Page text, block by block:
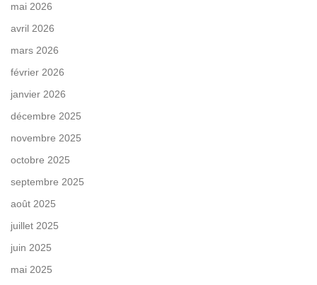
mai 2026
avril 2026
mars 2026
février 2026
janvier 2026
décembre 2025
novembre 2025
octobre 2025
septembre 2025
août 2025
juillet 2025
juin 2025
mai 2025